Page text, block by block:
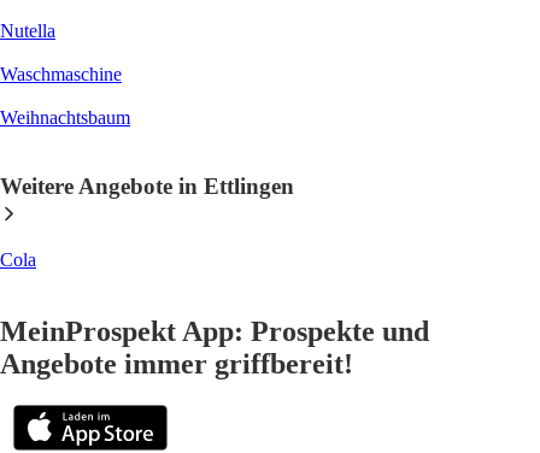
Nutella
Waschmaschine
Weihnachtsbaum
Weitere Angebote in Ettlingen
Cola
MeinProspekt App: Prospekte und
Angebote immer griffbereit!